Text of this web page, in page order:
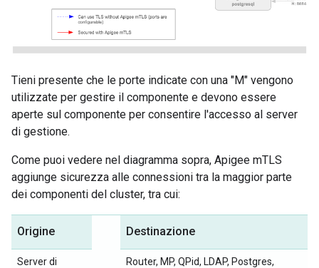
Tieni presente che le porte indicate con una "M" vengono
utilizzate per gestire il componente e devono essere
aperte sul componente per consentire l'accesso al server
di gestione.
Come puoi vedere nel diagramma sopra, Apigee mTLS
aggiunge sicurezza alle connessioni tra la maggior parte
dei componenti del cluster, tra cui:
Origine Destinazione
Server di
Router, MP, QPid, LDAP, Postgres,